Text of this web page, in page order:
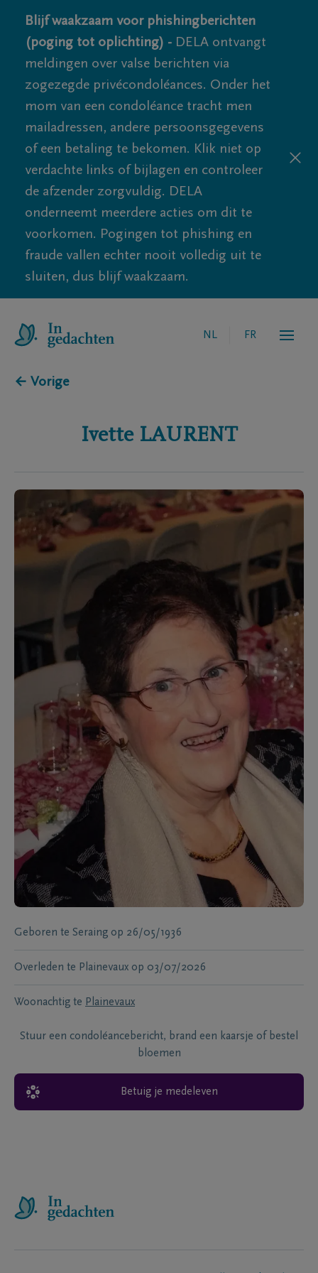
Blijf waakzaam voor phishingberichten
(poging tot oplichting) - DELA ontvangt
meldingen over valse berichten via
zogezegde privécondoléances. Onder het
mom van een condoléance tracht men
mailadressen, andere persoonsgegevens
of een betaling te bekomen. Klik niet op
verdachte links of bijlagen en controleer
de afzender zorgvuldig. DELA
onderneemt meerdere acties om dit te
voorkomen. Pogingen tot phishing en
fraude vallen echter nooit volledig uit te
sluiten, dus blijf waakzaam.
NL FR
← Vorige
Ivette LAURENT
Geboren te Seraing op 26/05/1936
Overleden te Plainevaux op 03/07/2026
Woonachtig te Plainevaux
Stuur een condoléancebericht, brand een kaarsje of bestel
bloemen
Betuig je medeleven